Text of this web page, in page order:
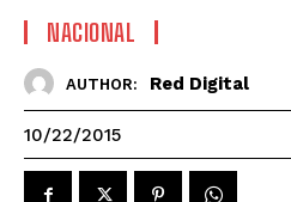
NACIONAL
AUTHOR: Red Digital
10/22/2015